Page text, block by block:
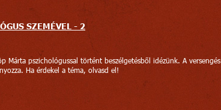
SZEMÉVEL - 2
Márta pszichológussal történt beszélgetésből idézünk. A versengés
Ha érdekel a téma, olvasd el!